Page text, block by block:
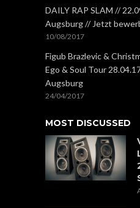
DAILY RAP SLAM //
Augsburg // Jetzt
10/08/2017
Figub Brazlevic &
Ego & Soul Tour
Augsburg
24/04/2017
MOST DISCUSSED